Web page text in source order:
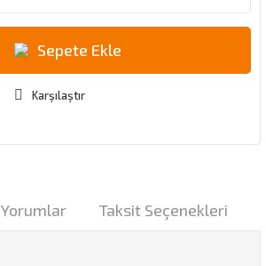
Sepete Ekle
Karşılaştır
Yorumlar Taksit Seçenekleri